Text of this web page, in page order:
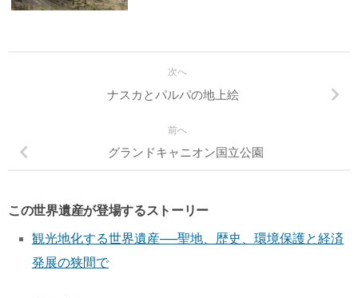
次へ
ナスカとパルパの地上絵
前へ
グランドキャニオン国立公園
この世界遺産が登場するストーリー
観光地化する世界遺産──聖地、歴史、環境保護と経済
発展の狭間で